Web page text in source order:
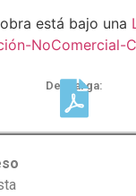
está bajo una
NoComercial-
Descarga: